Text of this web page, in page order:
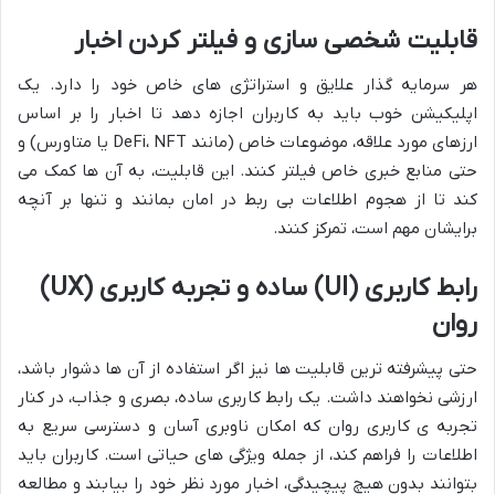
قابلیت شخصی سازی و فیلتر کردن اخبار
هر سرمایه گذار علایق و استراتژی های خاص خود را دارد. یک
اپلیکیشن خوب باید به کاربران اجازه دهد تا اخبار را بر اساس
ارزهای مورد علاقه، موضوعات خاص (مانند DeFi، NFT یا متاورس) و
حتی منابع خبری خاص فیلتر کنند. این قابلیت، به آن ها کمک می
کند تا از هجوم اطلاعات بی ربط در امان بمانند و تنها بر آنچه
برایشان مهم است، تمرکز کنند.
رابط کاربری (UI) ساده و تجربه کاربری (UX)
روان
حتی پیشرفته ترین قابلیت ها نیز اگر استفاده از آن ها دشوار باشد،
ارزشی نخواهند داشت. یک رابط کاربری ساده، بصری و جذاب، در کنار
تجربه ی کاربری روان که امکان ناوبری آسان و دسترسی سریع به
اطلاعات را فراهم کند، از جمله ویژگی های حیاتی است. کاربران باید
بتوانند بدون هیچ پیچیدگی، اخبار مورد نظر خود را بیابند و مطالعه